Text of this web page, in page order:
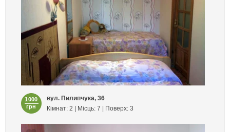
1000
грн
вул. Пилипчука, 36
Кімнат: 2 | Місць: 7 | Поверх: 3